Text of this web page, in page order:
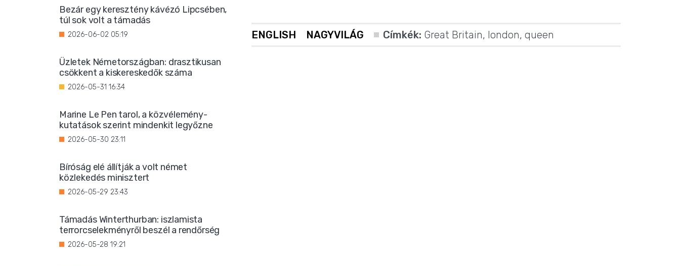
ENGLISH NAGYVILÁG Címkék: Great Britain, london,queen
Bezár egy keresztény kávézó Lipcsében,
túl sok volt a támadás
2026-06-02 05:19
Üzletek Németországban: drasztikusan
csökkent a kiskereskedők száma
2026-05-31 16:34
Marine Le Pen tarol, a közvélemény-
kutatások szerint mindenkit legyőzne
2026-05-30 23:11
Bíróság elé állítják a volt német
közlekedés minisztert
2026-05-29 23:43
Támadás Winterthurban: iszlamista
terrorcselekményről beszél a rendőrség
2026-05-28 19:21